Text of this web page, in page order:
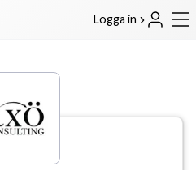
Logga in